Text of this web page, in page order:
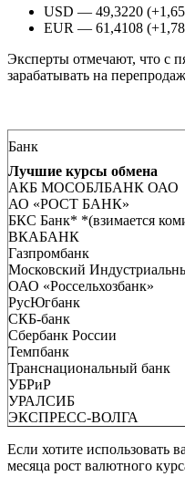
USD — 49,3220
EUR — 61,4108
Эксперты отмечают, что с
зарабатывать на
Банк
Лучшие курсы обмена
АКБ МОСОБЛБАНК ОАО
АО «РОСТ БАНК»
БКС Банк* *(взимается
ВКАБАНК
Газпромбанк
Московский
ОАО «Россельхозбанк»
РусЮгбанк
СКБ-банк
Сбербанк России
Темпбанк
Транснациональный банк
УБРиР
УРАЛСИБ
ЭКСПРЕСС-ВОЛГА
Если хотите использовать
месяца рост валютного